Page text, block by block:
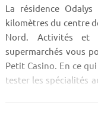
La résidence
kilomètres du centre
Nord. Activités et
supermarchés vous
Petit Casino. En ce
tester les spécialités